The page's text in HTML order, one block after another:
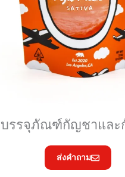
บรรจุภัณฑ์กัญชาและ
ส่งคำถาม